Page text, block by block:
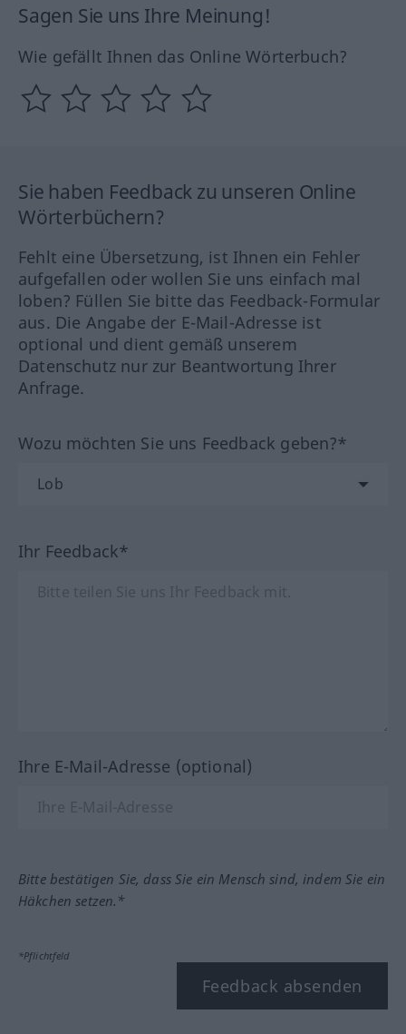
Sagen Sie uns Ihre Meinung!
Wie gefällt Ihnen das Online Wörterbuch?
Sie haben Feedback zu unseren Online
Wörterbüchern?
Fehlt eine Übersetzung, ist Ihnen ein Fehler
aufgefallen oder wollen Sie uns einfach mal
loben? Füllen Sie bitte das Feedback-Formular
aus. Die Angabe der E-Mail-Adresse ist
optional und dient gemäß unserem
Datenschutz nur zur Beantwortung Ihrer
Anfrage.
Wozu möchten Sie uns Feedback geben?*
Ihr Feedback*
Ihre E-Mail-Adresse (optional)
Bitte bestätigen Sie, dass Sie ein Mensch sind, indem Sie ein
Häkchen setzen.*
*Pflichtfeld
Feedback absenden